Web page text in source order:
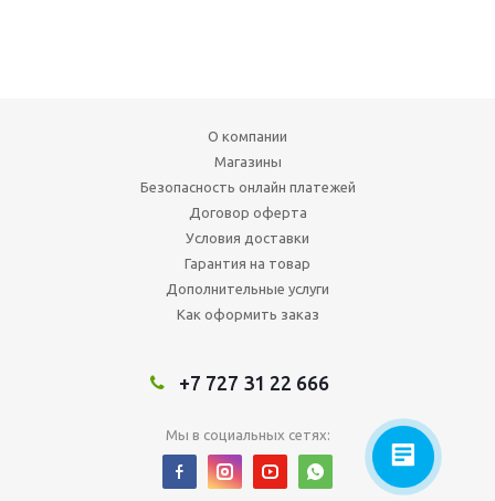
О компании
Магазины
Безопасность онлайн платежей
Договор оферта
Условия доставки
Гарантия на товар
Дополнительные услуги
Как оформить заказ
+7 727 31 22 666
Мы в социальных сетях: